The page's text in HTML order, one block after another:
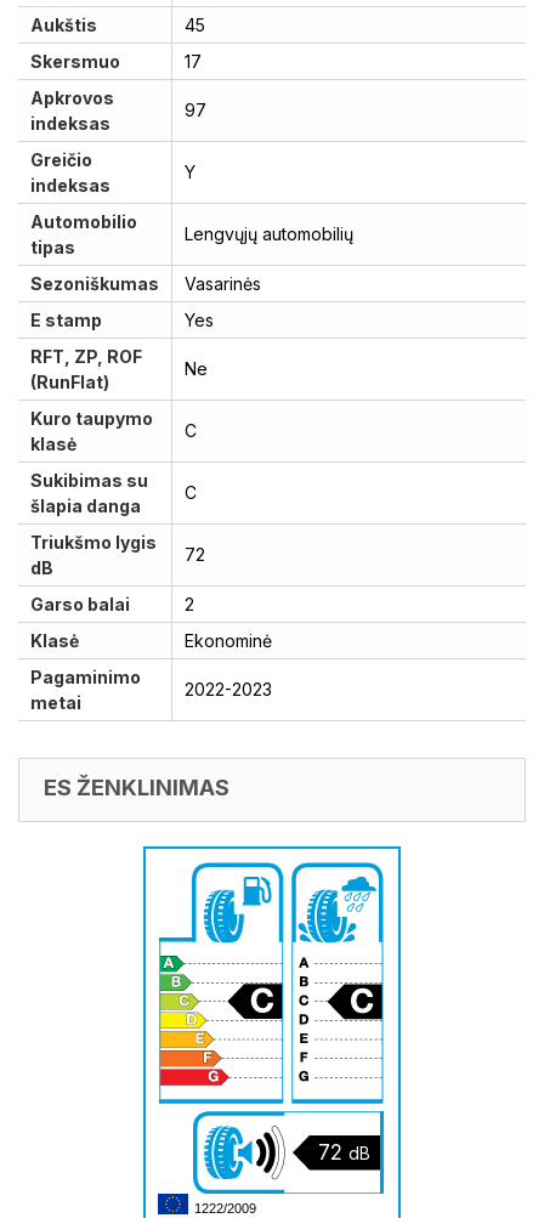
Aukštis
45
Skersmuo
17
Apkrovos
indeksas
97
Greičio
indeksas
Y
Automobilio
tipas
Lengvųjų automobilių
Sezoniškumas
Vasarinės
E stamp
Yes
RFT, ZP, ROF
(RunFlat)
Ne
Kuro taupymo
klasė
C
Sukibimas su
šlapia danga
C
Triukšmo lygis
dB
72
Garso balai
2
Klasė
Ekonominė
Pagaminimo
metai
2022-2023
ES ŽENKLINIMAS
72 dB
1222/2009